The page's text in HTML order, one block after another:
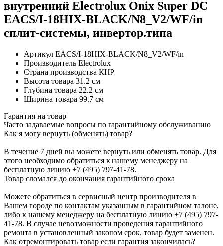
внутренний Electrolux Onix Super DC
EACS/I-18HIX-BLACK/N8_V2/WF/in
сплит-системы, инвертор.типа
Артикул EACS/I-18HIX-BLACK/N8_V2/WF/in
Производитель Electrolux
Страна производства КНР
Высота товара 31.2 см
Глубина товара 22.2 см
Ширина товара 99.7 см
Гарантия на товар
Часто задаваемые вопросы по гарантийному обслуживанию
Как я могу вернуть (обменять) товар?
В течение 7 дней вы можете вернуть или обменять товар. Для
этого необходимо обратиться к нашему менеджеру на
бесплатную линию +7 (495) 797-41-78.
Товар сломался до окончания гарантийного срока
Можете обратиться в сервисный центр производителя в
Вашем городе по контактам указанным в гарантийном талоне,
либо к нашему менеджеру на бесплатную линию +7 (495) 797-
41-78. В случае невозможности проведения гарантийного
ремонта в установленный законом срок, товар будет заменен.
Как отремонтировать товар если гарантия закончилась?